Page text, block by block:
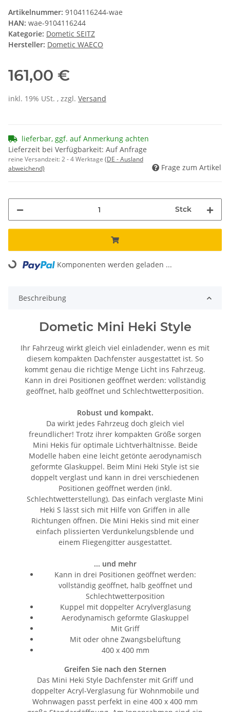
Artikelnummer: 9104116244-wae
HAN: wae-9104116244
Kategorie: Dometic SEITZ
Hersteller: Dometic WAECO
161,00 €
inkl. 19% USt. , zzgl. Versand
lieferbar, ggf. auf Anmerkung achten
Lieferzeit bei Verfügbarkeit: Auf Anfrage
reine Versandzeit:2 - 4 Werktage (DE - Ausland
abweichend)
Frage zum Artikel
Stck
Loading... Komponenten werden geladen ...
Beschreibung
Dometic Mini Heki Style
Ihr Fahrzeug wirkt gleich viel einladender, wenn es mit
diesem kompakten Dachfenster ausgestattet ist. So
kommt genau die richtige Menge Licht ins Fahrzeug.
Kann in drei Positionen geöffnet werden: vollständig
geöffnet, halb geöffnet und Schlechtwetterposition.
Robust und kompakt.
Da wirkt jedes Fahrzeug doch gleich viel
freundlicher! Trotz ihrer kompakten Größe sorgen
Mini Hekis für optimale Lichtverhältnisse. Beide
Modelle haben eine leicht getönte aerodynamisch
geformte Glaskuppel. Beim Mini Heki Style ist sie
doppelt verglast und kann in drei verschiedenen
Positionen geöffnet werden (inkl.
Schlechtwetterstellung). Das einfach verglaste Mini
Heki S lässt sich mit Hilfe von Griffen in alle
Richtungen öffnen. Die Mini Hekis sind mit einer
einfach plissierten Verdunkelungsblende und
einem Fliegengitter ausgestattet.
... und mehr
Kann in drei Positionen geöffnet werden:
vollständig geöffnet, halb geöffnet und
Schlechtwetterposition
Kuppel mit doppelter Acrylverglasung
Aerodynamisch geformte Glaskuppel
Mit Griff
Mit oder ohne Zwangsbelüftung
400 x 400 mm
Greifen Sie nach den Sternen
Das Mini Heki Style Dachfenster mit Griff und
doppelter Acryl-Verglasung für Wohnmobile und
Wohnwagen passt perfekt in eine 400 x 400 mm